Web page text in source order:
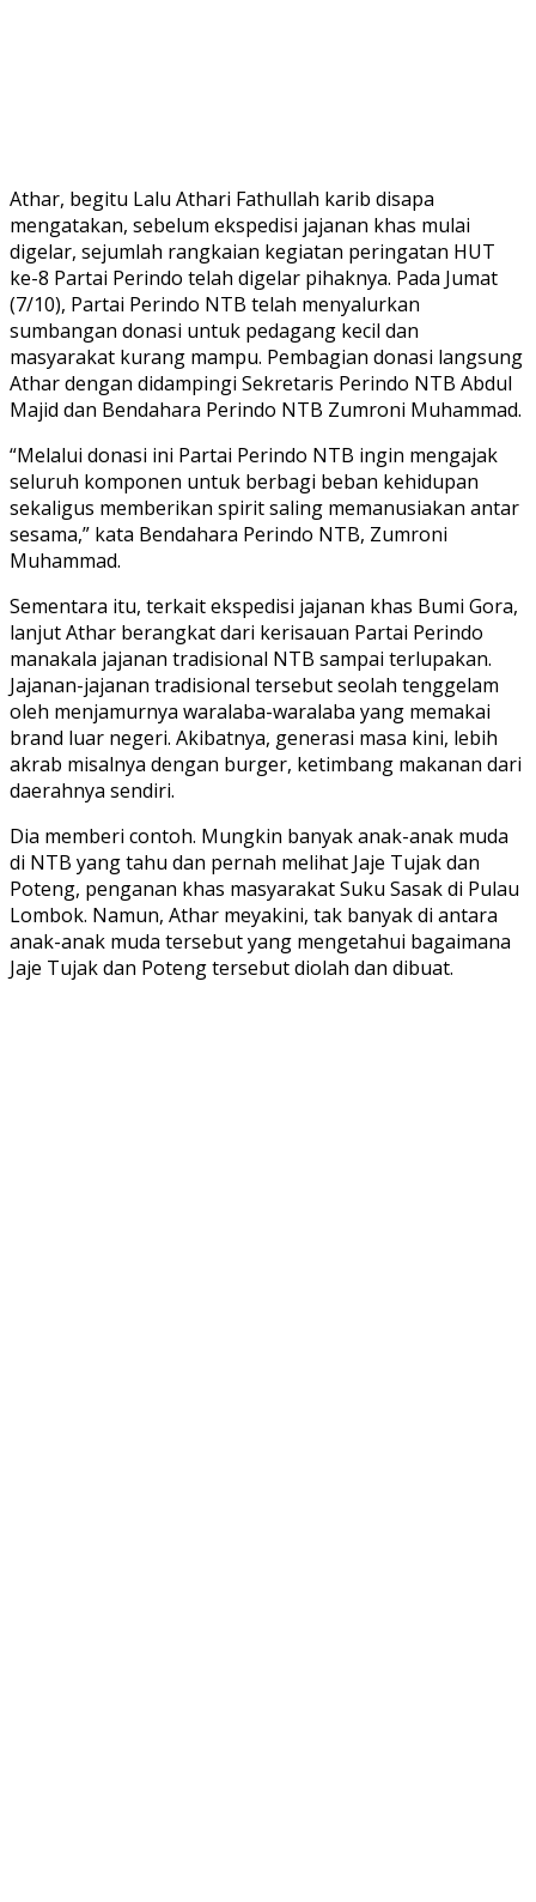
Athar, begitu Lalu Athari Fathullah karib disapa
mengatakan, sebelum ekspedisi jajanan khas mulai
digelar, sejumlah rangkaian kegiatan peringatan HUT
ke-8 Partai Perindo telah digelar pihaknya. Pada Jumat
(7/10), Partai Perindo NTB telah menyalurkan
sumbangan donasi untuk pedagang kecil dan
masyarakat kurang mampu. Pembagian donasi langsung
Athar dengan didampingi Sekretaris Perindo NTB Abdul
Majid dan Bendahara Perindo NTB Zumroni Muhammad.
“Melalui donasi ini Partai Perindo NTB ingin mengajak
seluruh komponen untuk berbagi beban kehidupan
sekaligus memberikan spirit saling memanusiakan antar
sesama,” kata Bendahara Perindo NTB, Zumroni
Muhammad.
Sementara itu, terkait ekspedisi jajanan khas Bumi Gora,
lanjut Athar berangkat dari kerisauan Partai Perindo
manakala jajanan tradisional NTB sampai terlupakan.
Jajanan-jajanan tradisional tersebut seolah tenggelam
oleh menjamurnya waralaba-waralaba yang memakai
brand luar negeri. Akibatnya, generasi masa kini, lebih
akrab misalnya dengan burger, ketimbang makanan dari
daerahnya sendiri.
Dia memberi contoh. Mungkin banyak anak-anak muda
di NTB yang tahu dan pernah melihat Jaje Tujak dan
Poteng, penganan khas masyarakat Suku Sasak di Pulau
Lombok. Namun, Athar meyakini, tak banyak di antara
anak-anak muda tersebut yang mengetahui bagaimana
Jaje Tujak dan Poteng tersebut diolah dan dibuat.